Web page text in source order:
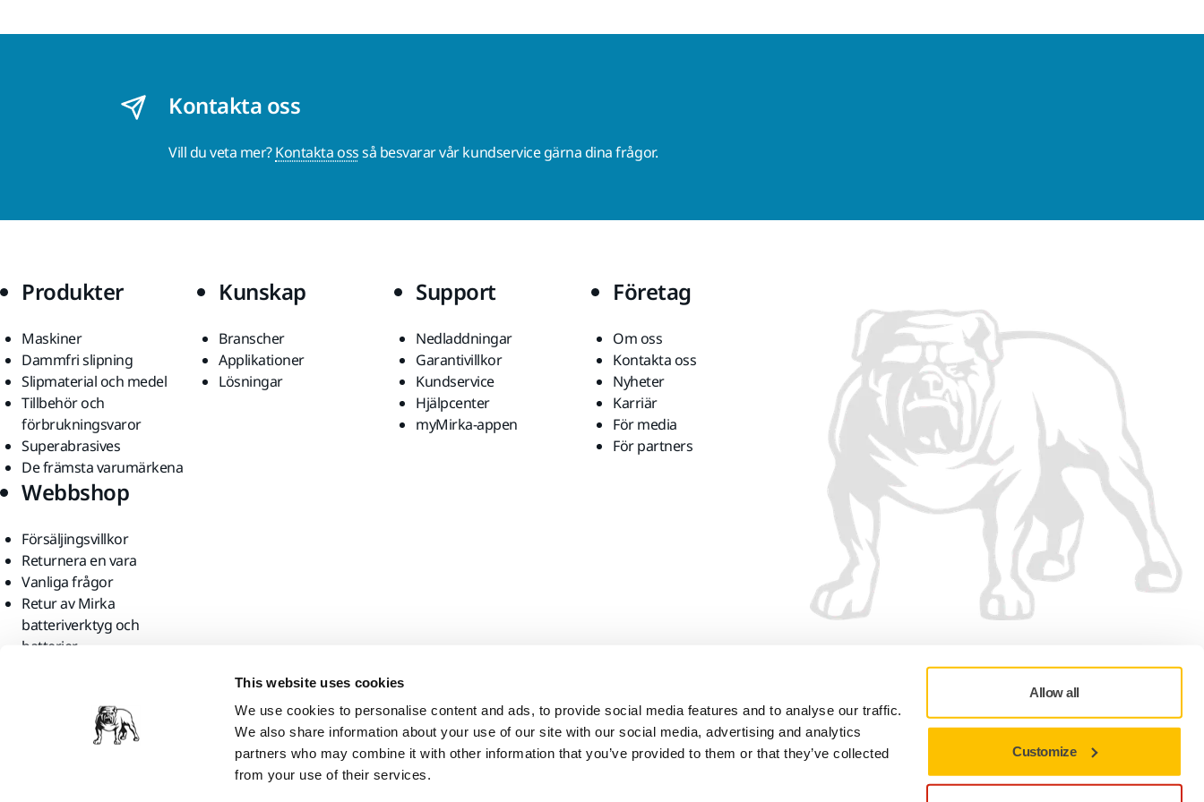
This website uses cookies
We use cookies to personalise content and ads, to provide social media features and to analyse our traffic.
We also share information about your use of our site with our social media, advertising and analytics
partners who may combine it with other information that you’ve provided to them or that they’ve collected
from your use of their services.
Allow all
Customize
Kontakta oss
Vill du veta mer?Kontakta ossså besvarar vår kundservice gärna dina frågor.
Produkter
Maskiner
Dammfri slipning
Slipmaterial och medel
Tillbehör och
förbrukningsvaror
Superabrasives
De främsta varumärkena
Kunskap
Branscher
Applikationer
Lösningar
Support
Nedladdningar
Garantivillkor
Kundservice
Hjälpcenter
myMirka-appen
Företag
Om oss
Kontakta oss
Nyheter
Karriär
För media
För partners
Webbshop
Försäljingsvillkor
Returnera en vara
Vanliga frågor
Retur av Mirka
batteriverktyg och
batterier